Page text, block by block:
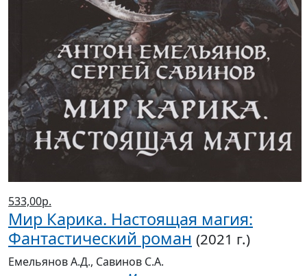
533,00р.
Мир Карика. Настоящая магия:
Фантастический роман (2021 г.)
Емельянов А.Д., Савинов С.А.
Магазины